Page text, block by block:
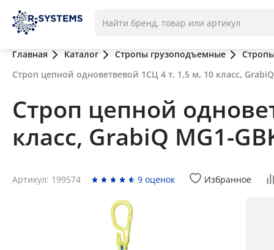
Главная Каталог Стропы грузоподъемные
Строп цепной одноветвевой 1СЦ 4 т, 1,5 м, 10 класс, GrabiQ
Строп цепной
класс, GrabiQ MG1-
Артикул: 199574 9 оценок Избранное